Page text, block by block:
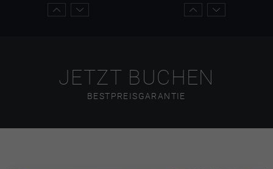
JETZT BUCHEN
BESTPREISGARANTIE